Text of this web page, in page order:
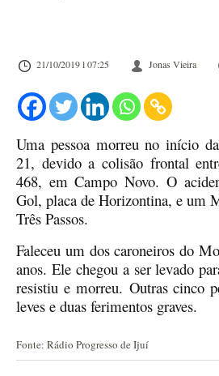
21/10/2019 l 07:25 Jonas Vieira
Uma pessoa morreu no início
21, devido a colisão frontal
468, em Campo Novo. O
Gol, placa de Horizontina, e um
Três Passos.
Faleceu um dos caroneiros do
anos. Ele chegou a ser levado
resistiu e morreu. Outras cinco
leves e duas ferimentos graves.
Fonte: Rádio Progresso de Ijuí